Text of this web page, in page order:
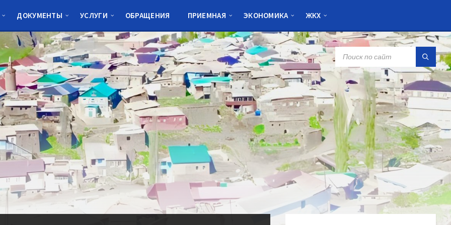
ДОКУМЕНТЫ УСЛУГИ ОБРАЩЕНИЯ ПРИЕМНАЯ ЭКОНОМИКА ЖКХ
SEARCH: